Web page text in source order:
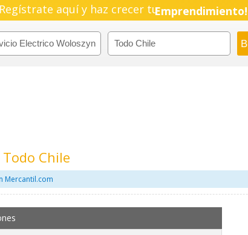
Regístrate aquí y haz crecer tuPyme!
Emprendimiento!
Chile
Mercantil.com